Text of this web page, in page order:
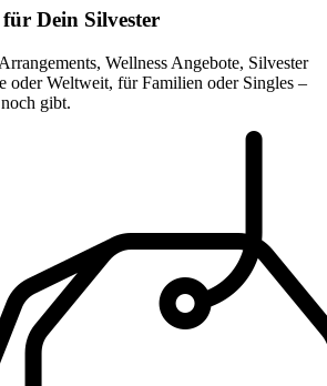
Dein Silvester
Wellness Angebote, Silvester
oder Weltweit, für Familien oder Singles –
gibt.